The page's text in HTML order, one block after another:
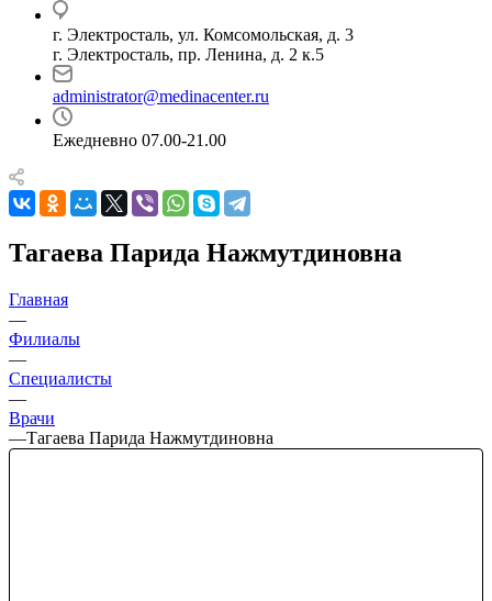
г. Электросталь, ул. Комсомольская, д. 3
г. Электросталь, пр. Ленина, д. 2 к.5
administrator@medinacenter.ru
Ежедневно 07.00-21.00
Тагаева Парида Нажмутдиновна
Главная
—
Филиалы
—
Специалисты
—
Врачи
—Тагаева Парида Нажмутдиновна